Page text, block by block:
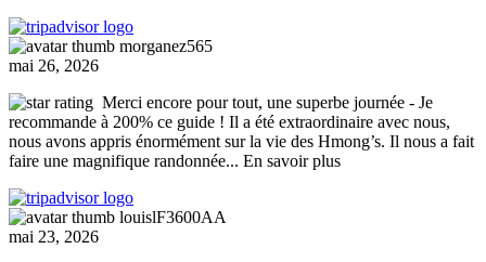
morganez565
mai 26, 2026
Merci encore pour tout, une superbe journée - Je
recommande à 200% ce guide ! Il a été extraordinaire avec nous,
nous avons appris énormément sur la vie des Hmong’s. Il nous a fait
faire une magnifique randonnée... En savoir plus
louislF3600AA
mai 23, 2026